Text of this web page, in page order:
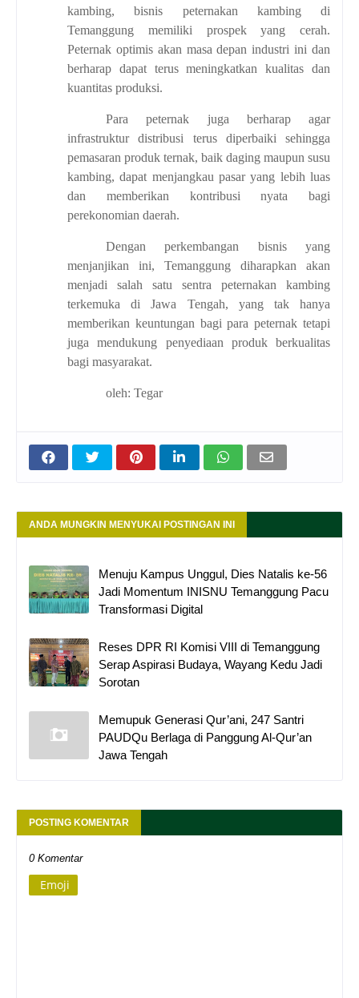
kambing, bisnis peternakan kambing di
Temanggung memiliki prospek yang cerah.
Peternak optimis akan masa depan industri ini dan
berharap dapat terus meningkatkan kualitas dan
kuantitas produksi.
Para peternak juga berharap agar
infrastruktur distribusi terus diperbaiki sehingga
pemasaran produk ternak, baik daging maupun susu
kambing, dapat menjangkau pasar yang lebih luas
dan memberikan kontribusi nyata bagi
perekonomian daerah.
Dengan perkembangan bisnis yang
menjanjikan ini, Temanggung diharapkan akan
menjadi salah satu sentra peternakan kambing
terkemuka di Jawa Tengah, yang tak hanya
memberikan keuntungan bagi para peternak tetapi
juga mendukung penyediaan produk berkualitas
bagi masyarakat.
oleh: Tegar
ANDA MUNGKIN MENYUKAI POSTINGAN INI
Menuju Kampus Unggul, Dies Natalis ke-56
Jadi Momentum INISNU Temanggung Pacu
Transformasi Digital
Reses DPR RI Komisi VIII di Temanggung
Serap Aspirasi Budaya, Wayang Kedu Jadi
Sorotan
Memupuk Generasi Qur’ani, 247 Santri
PAUDQu Berlaga di Panggung Al-Qur’an
Jawa Tengah
POSTING KOMENTAR
0 Komentar
Emoji